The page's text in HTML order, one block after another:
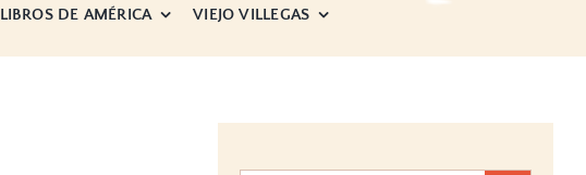
LIBROS DE AMÉRICA VIEJO VILLEGAS